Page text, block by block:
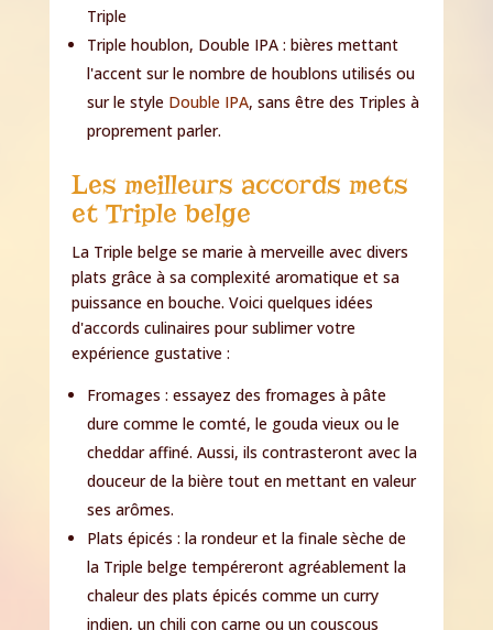
Triple
Triple houblon, Double IPA : bières mettant
l'accent sur le nombre de houblons utilisés ou
sur le style Double IPA, sans être des Triples à
proprement parler.
Les meilleurs accords mets
et Triple belge
La Triple belge se marie à merveille avec divers
plats grâce à sa complexité aromatique et sa
puissance en bouche. Voici quelques idées
d'accords culinaires pour sublimer votre
expérience gustative :
Fromages : essayez des fromages à pâte
dure comme le comté, le gouda vieux ou le
cheddar affiné. Aussi, ils contrasteront avec la
douceur de la bière tout en mettant en valeur
ses arômes.
Plats épicés : la rondeur et la finale sèche de
la Triple belge tempéreront agréablement la
chaleur des plats épicés comme un curry
indien, un chili con carne ou un couscous